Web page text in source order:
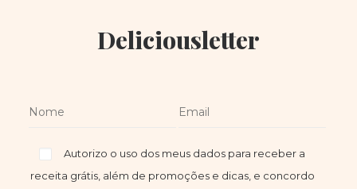
Deliciousletter
Autorizo o uso dos meus dados para receber a
receita grátis, além de promoções e dicas, e concordo